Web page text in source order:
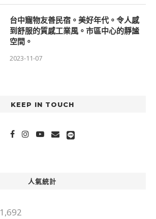
台中寵物友善民宿。美好年代。令人感
到舒服的質感工業風。市區中心的靜謐
空間。
2023-11-07
KEEP IN TOUCH
人氣統計
1,692